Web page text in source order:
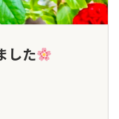
した